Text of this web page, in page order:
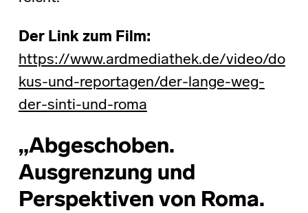
Der Link zum Film:
https://www.ardmediathek.de/video/do
kus-und-reportagen/der-lange-weg-
der-sinti-und-roma
„Abgeschoben.
Ausgrenzung und
Perspektiven von Roma.